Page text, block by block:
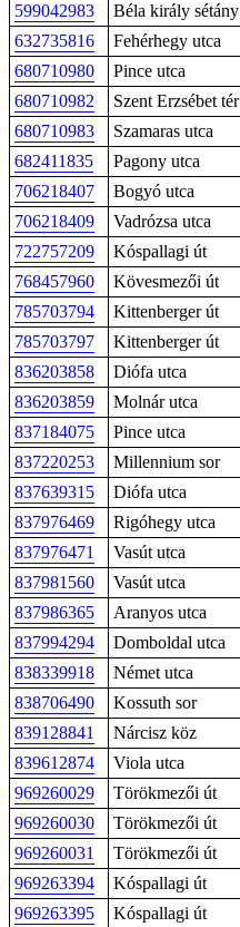
599042983
Béla király sétány
632735816
Fehérhegy utca
680710980
Pince utca
680710982
Szent Erzsébet tér
680710983
Szamaras utca
682411835
Pagony utca
706218407
Bogyó utca
706218409
Vadrózsa utca
722757209
Kóspallagi út
768457960
Kövesmezői út
785703794
Kittenberger út
785703797
Kittenberger út
836203858
Diófa utca
836203859
Molnár utca
837184075
Pince utca
837220253
Millennium sor
837639315
Diófa utca
837976469
Rigóhegy utca
837976471
Vasút utca
837981560
Vasút utca
837986365
Aranyos utca
837994294
Domboldal utca
838339918
Német utca
838706490
Kossuth sor
839128841
Nárcisz köz
839612874
Viola utca
969260029
Törökmezői út
969260030
Törökmezői út
969260031
Törökmezői út
969263394
Kóspallagi út
969263395
Kóspallagi út